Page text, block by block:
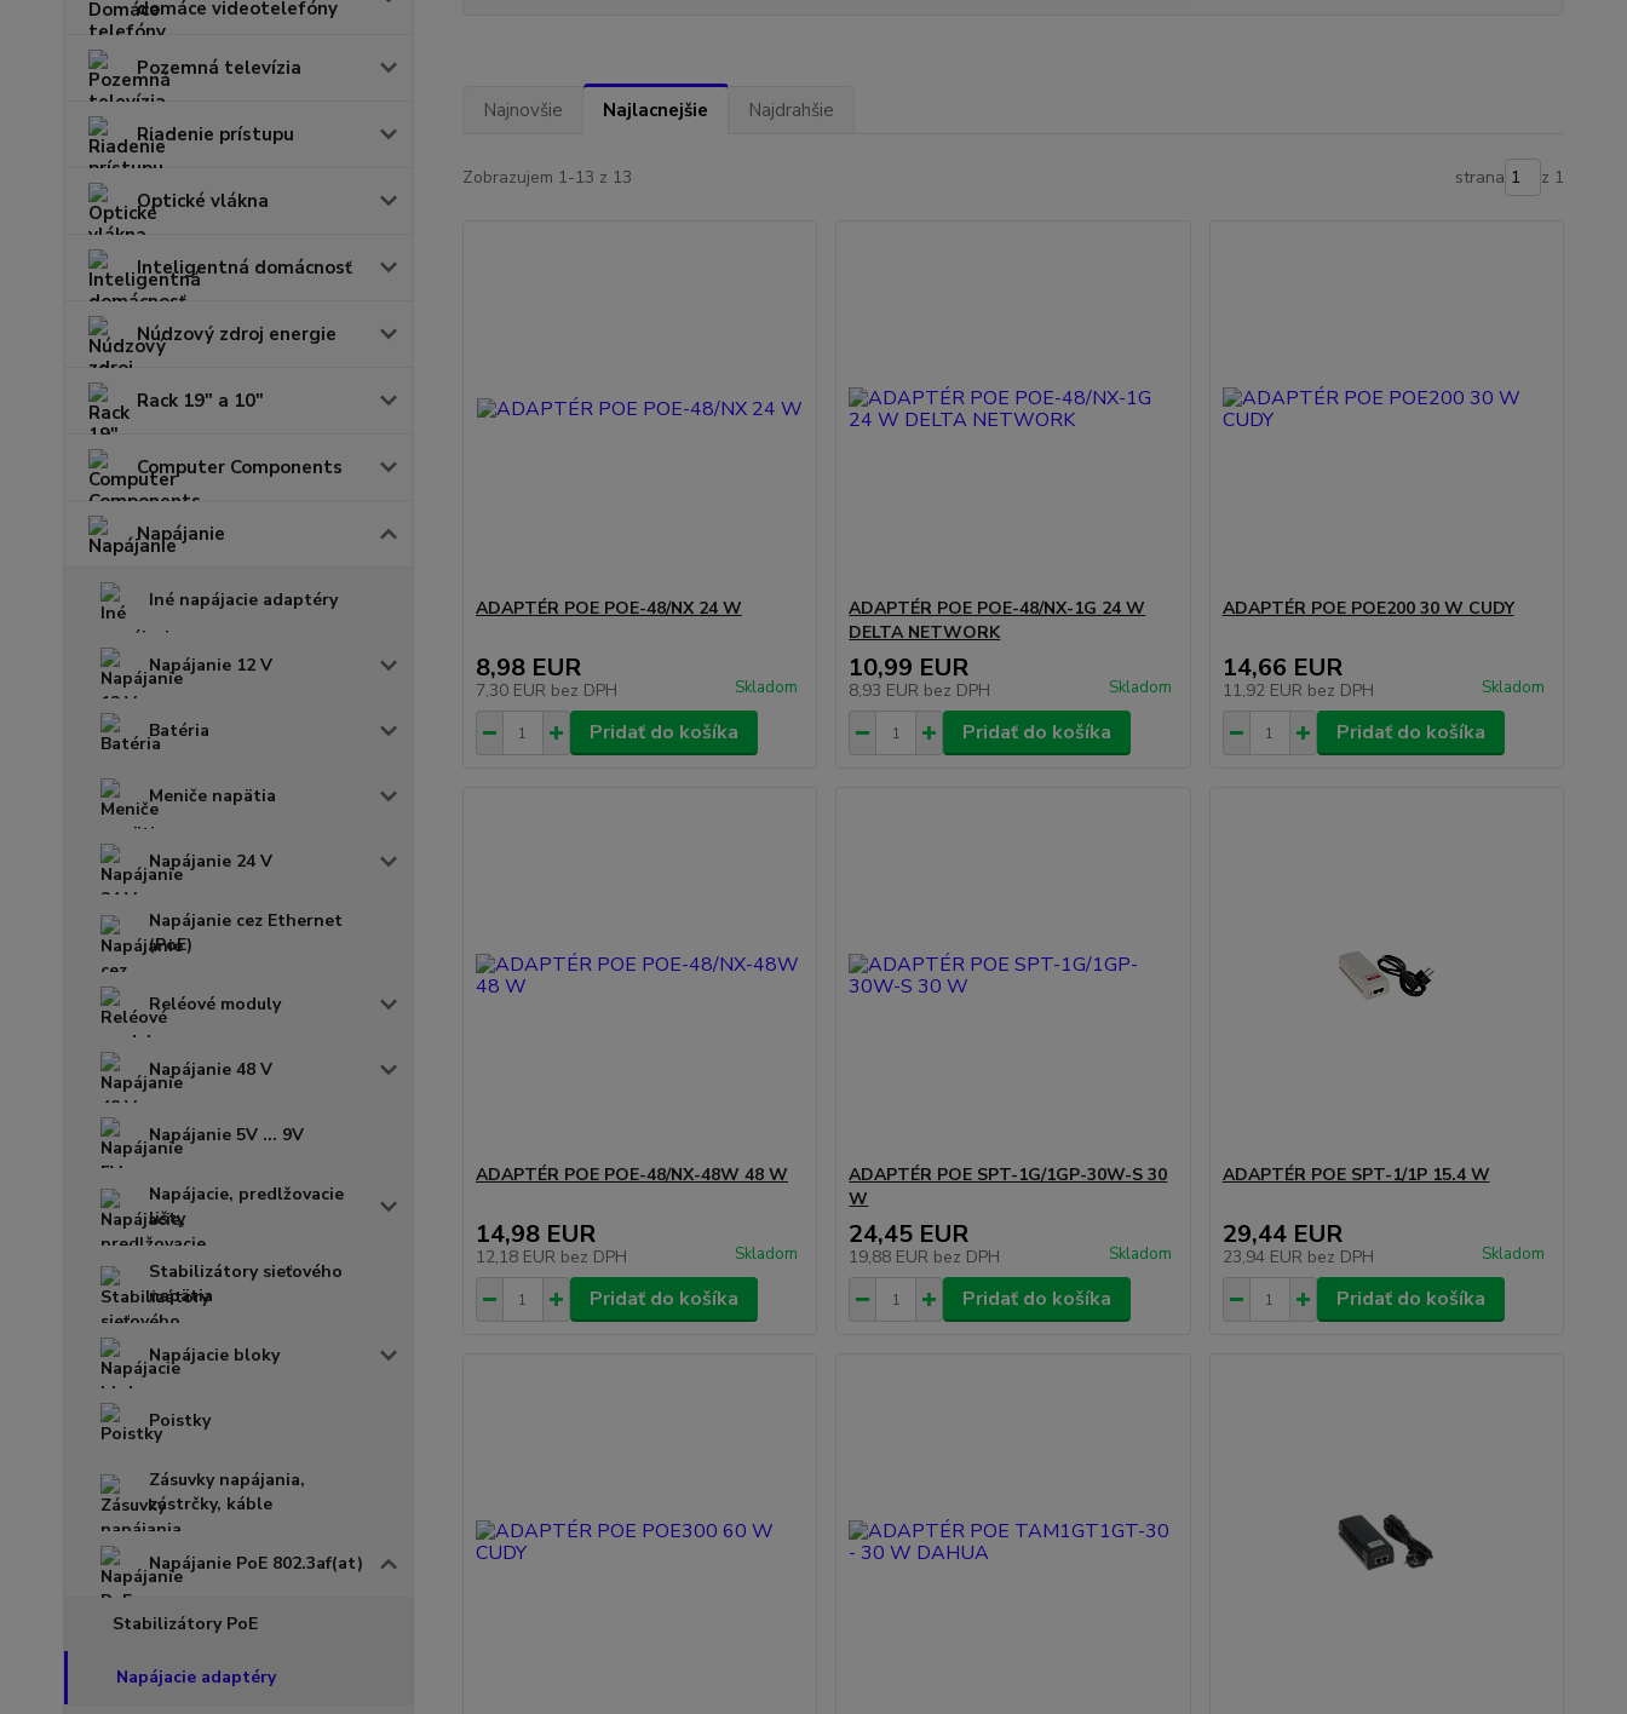
domáce videotelefóny
Pozemná televízia
Riadenie prístupu
Optické vlákna
Inteligentná domácnosť
Núdzový zdroj energie
Rack 19" a 10"
Computer Components
Napájanie
Iné napájacie adaptéry
Napájanie 12 V
Batéria
Meniče napätia
Napájanie 24 V
Napájanie cez Ethernet
(PoE)
Reléové moduly
Napájanie 48 V
Napájanie 5V ... 9V
Napájacie, predlžovacie
lišty
Stabilizátory sieťového
napätia
Napájacie bloky
Poistky
Zásuvky napájania,
zástrčky, káble
Napájanie PoE 802.3af(at)
Stabilizátory PoE
Napájacie adaptéry
Najnovšie Najlacnejšie Najdrahšie
Zobrazujem 1-13 z 13 strana z 1
ADAPTÉR POE POE-48/NX 24 W
8,98 EUR
7,30 EUR bez DPH Skladom
Pridať do košíka
ADAPTÉR POE POE-48/NX-1G 24 W
DELTA NETWORK
10,99 EUR
8,93 EUR bez DPH Skladom
Pridať do košíka
ADAPTÉR POE POE200 30 W CUDY
14,66 EUR
11,92 EUR bez DPH Skladom
Pridať do košíka
ADAPTÉR POE POE-48/NX-48W 48 W
14,98 EUR
12,18 EUR bez DPH Skladom
Pridať do košíka
ADAPTÉR POE SPT-1G/1GP-30W-S 30
W
24,45 EUR
19,88 EUR bez DPH Skladom
Pridať do košíka
ADAPTÉR POE SPT-1/1P 15.4 W
29,44 EUR
23,94 EUR bez DPH Skladom
Pridať do košíka